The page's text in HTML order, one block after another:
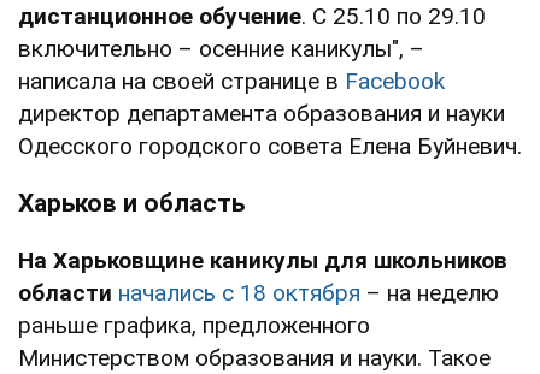
дистанционное обучение. С 25.10 по 29.10
включительно – осенние каникулы", –
написала на своей странице в Facebook
директор департамента образования и науки
Одесского городского совета Елена Буйневич.
Харьков и область
На Харьковщине каникулы для школьников
области начались с 18 октября – на неделю
раньше графика, предложенного
Министерством образования и науки. Такое